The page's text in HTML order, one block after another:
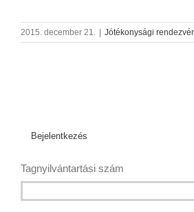
2015. december 21. Jótékonysági
Bejelentkezés
Tagnyilvántartási szám